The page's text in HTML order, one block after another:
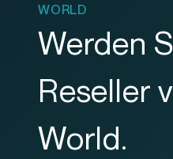
WORLD
Werden
Reseller
World.